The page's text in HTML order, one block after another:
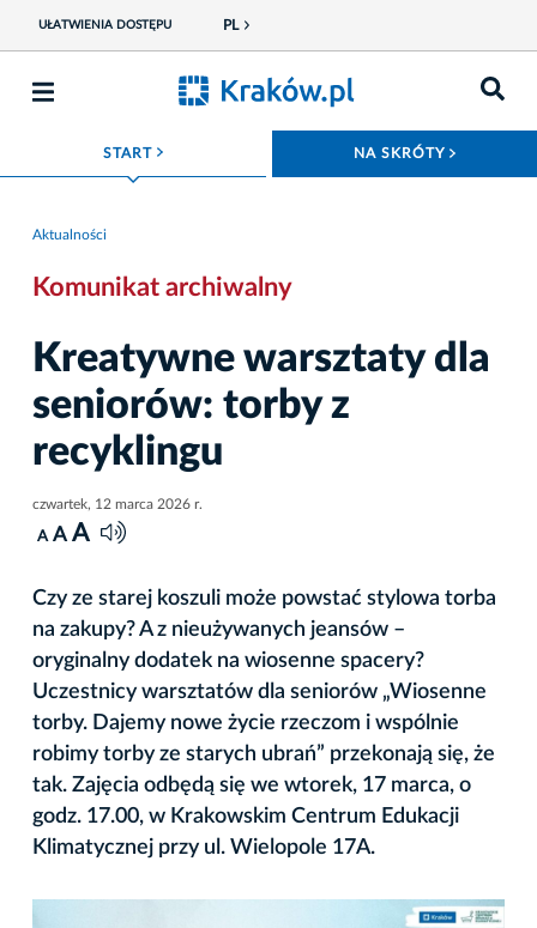
UŁATWIENIA DOSTĘPU PL
START ROZWIŃ MENU NA SKRÓTY
Aktualności
Komunikat archiwalny
Kreatywne warsztaty dla
seniorów: torby z
recyklingu
czwartek, 12 marca 2026 r.
A A A
Czy ze starej koszuli może powstać stylowa torba
na zakupy? A z nieużywanych jeansów –
oryginalny dodatek na wiosenne spacery?
Uczestnicy warsztatów dla seniorów „Wiosenne
torby. Dajemy nowe życie rzeczom i wspólnie
robimy torby ze starych ubrań” przekonają się, że
tak. Zajęcia odbędą się we wtorek, 17 marca, o
godz. 17.00, w Krakowskim Centrum Edukacji
Klimatycznej przy ul. Wielopole 17A.